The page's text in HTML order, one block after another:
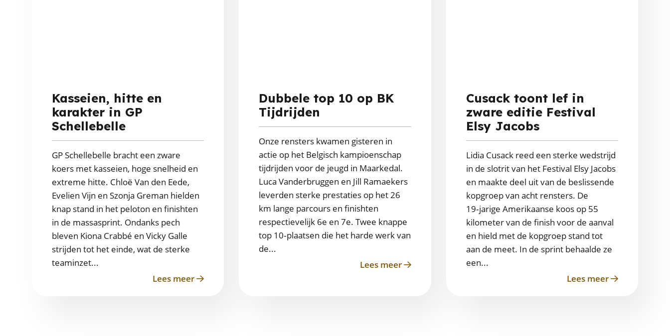
Kasseien, hitte en
karakter in GP
Schellebelle
GP Schellebelle bracht een zware
koers met kasseien, hoge snelheid en
extreme hitte. Chloë Van den Eede,
Evelien Vijn en Szonja Greman hielden
knap stand in het peloton en finishten
in de massasprint. Ondanks pech
bleven Kiona Crabbé en Vicky Galle
strijden tot het einde, wat de sterke
teaminzet...
Lees meerabout
Dubbele top 10 op BK
Tijdrijden
Onze rensters kwamen gisteren in
actie op het Belgisch kampioenschap
tijdrijden voor de jeugd in Maarkedal.
Luca Vanderbruggen en Jill Ramaekers
leverden sterke prestaties op het 26
km lange parcours en finishten
respectievelijk 6e en 7e. Twee knappe
top 10‑plaatsen die het harde werk van
de...
Lees meerabout
Cusack toont lef in
zware editie Festival
Elsy Jacobs
Lidia Cusack reed een sterke wedstrijd
in de slotrit van het Festival Elsy Jacobs
en maakte deel uit van de beslissende
kopgroep van acht rensters. De
19‑jarige Amerikaanse koos op 55
kilometer van de finish voor de aanval
en hield met de kopgroep stand tot
aan de meet. In de sprint behaalde ze
een...
Lees meerabout